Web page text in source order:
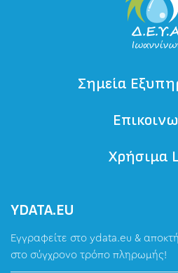
Σημεία
Χρήσιμα
ΥDATA.EU
Εγγραφείτε στο ydata.eu &
στο σύγχρονο τρόπο πληρωμής!